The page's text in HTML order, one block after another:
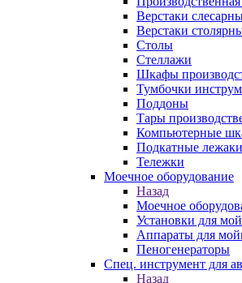
Верстаки
Верстаки
Столы
Стеллажи
Шкафы
Тумбочки
Поддоны
Тары
Компьютерные
Подкатные
Тележки
Моечное оборудование
Назад
Моечное
Установки для
Аппараты для
Пеногенераторы
Спец. инструмент для
Назад